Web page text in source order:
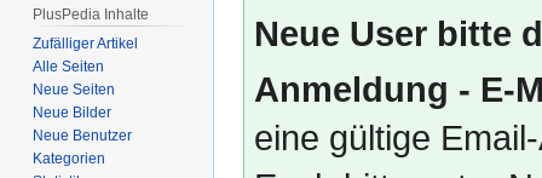
Neue User bitte
Anmeldung - E-
eine gültige
PlusPedia Inhalte
Zufälliger Artikel
Alle Seiten
Neue Seiten
Neue Bilder
Neue Benutzer
Kategorien